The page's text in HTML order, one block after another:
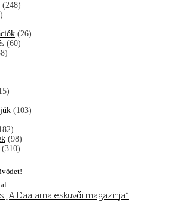
(248)
(26)
(60)
(103)
(98)
(310)
A Daalarna esküvői magazinja